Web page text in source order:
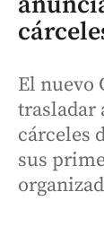
El nuevo
trasladar
cárceles
sus